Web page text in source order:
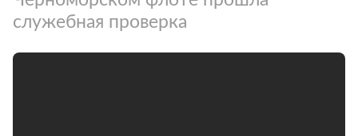
служебная проверка